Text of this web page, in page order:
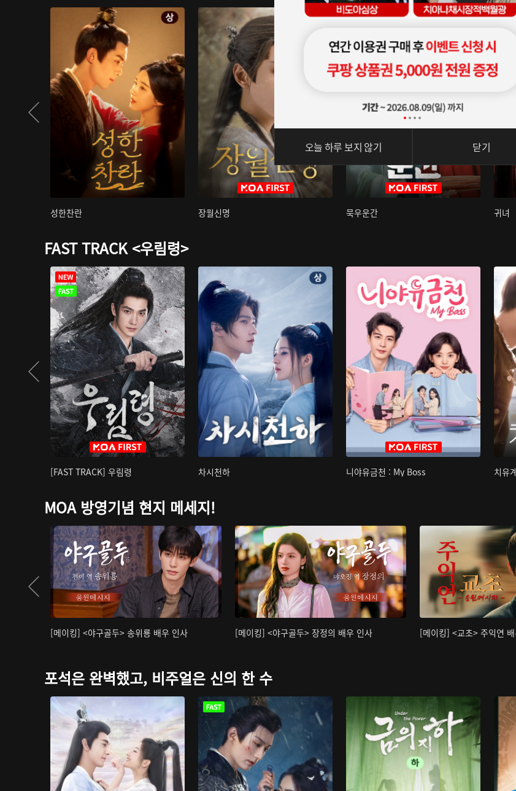
성한찬란 장월신명 묵우운간 귀녀
FAST TRACK <우림령>
[FAST TRACK] 우림령 차시천하 니야유금천 : My Boss 치유
MOA 방영기념 현지 메세지!
[메이킹] <야구골두> 송위룡 배우 인사 [메이킹] <야구골두> 장정의 배우 인사 [메이킹] <교초> 주익연
포석은 완벽했고, 비주얼은 신의 한 수
오늘 하루 보지 않기 닫기